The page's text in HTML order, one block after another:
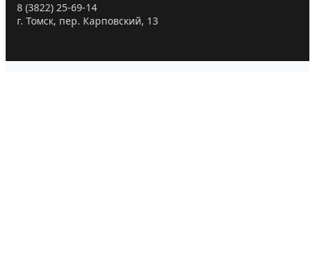
8 (3822) 25-69-14
г. Томск, пер. Карповский, 13